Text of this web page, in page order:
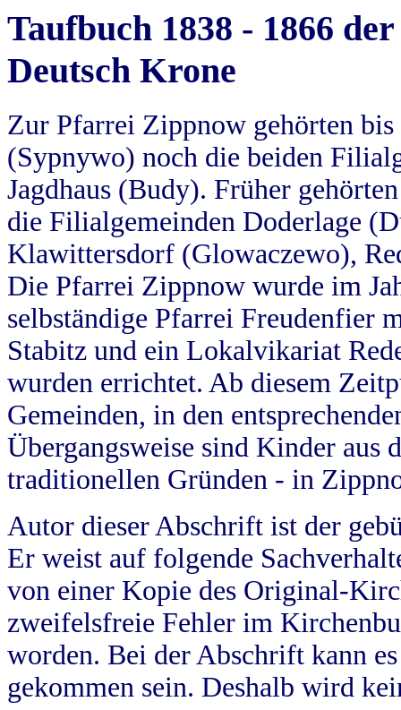
Taufbuch 1838 - 1866
Deutsch Krone
Zur Pfarrei Zippnow gehörten
(Sypnywo) noch die beiden
Jagdhaus (Budy). Früher
die Filialgemeinden Doderlage
Klawittersdorf (Glowaczewo),
Die Pfarrei Zippnow wurde im
selbständige Pfarrei Freudenfier
Stabitz und ein Lokalvikariat
wurden errichtet. Ab diesem
Gemeinden, in den
Übergangsweise sind Kinder aus
traditionellen Gründen - in
Autor dieser Abschrift ist der
Er weist auf folgende
von einer Kopie des Original-
zweifelsfreie Fehler im
worden. Bei der Abschrift kann
gekommen sein. Deshalb wird